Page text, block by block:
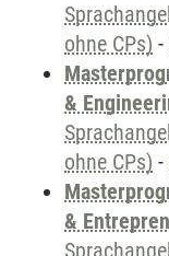
ohne CPs) -
&
ohne CPs) -
&